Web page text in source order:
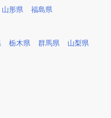
山形県 福島県
栃木県 群馬県 山梨県